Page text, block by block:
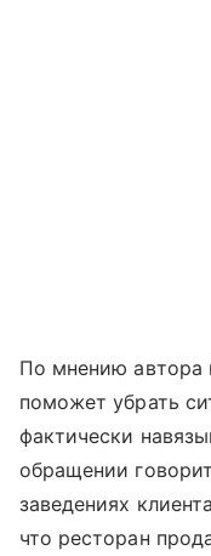
По мнению автора
поможет убрать
фактически
обращении
заведениях
что ресторан